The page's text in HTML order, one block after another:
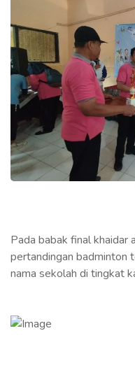
Pada babak final khaidar
pertandingan badminton
nama sekolah di tingkat